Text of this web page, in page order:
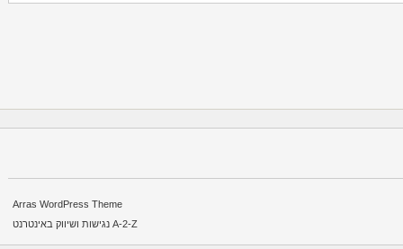
Arras WordPress Theme
A-2-Z נגישות ושיווק באינטרנט